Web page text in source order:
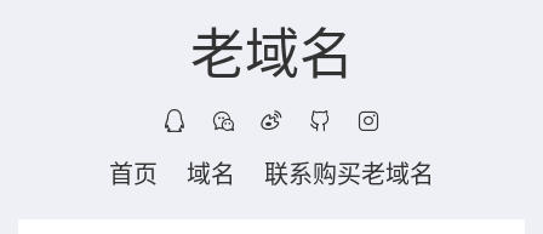
老域名
首页 域名 联系购买老域名